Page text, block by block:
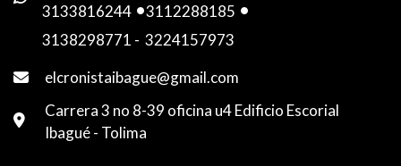
3133816244 -3112288185 -
3138298771 - 3224157973
elcronistaibague@gmail.com
Carrera 3 no 8-39 oficina u4 Edificio Escorial
Ibagué - Tolima